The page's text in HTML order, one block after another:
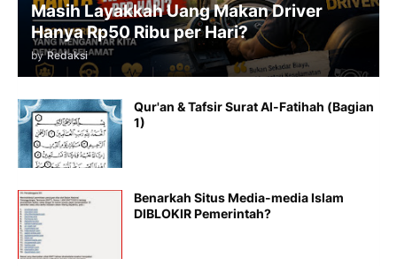
Masih Layakkah Uang Makan Driver
Hanya Rp50 Ribu per Hari?
by Redaksi
Qur'an & Tafsir Surat Al-Fatihah (Bagian
1)
Benarkah Situs Media-media Islam
DIBLOKIR Pemerintah?